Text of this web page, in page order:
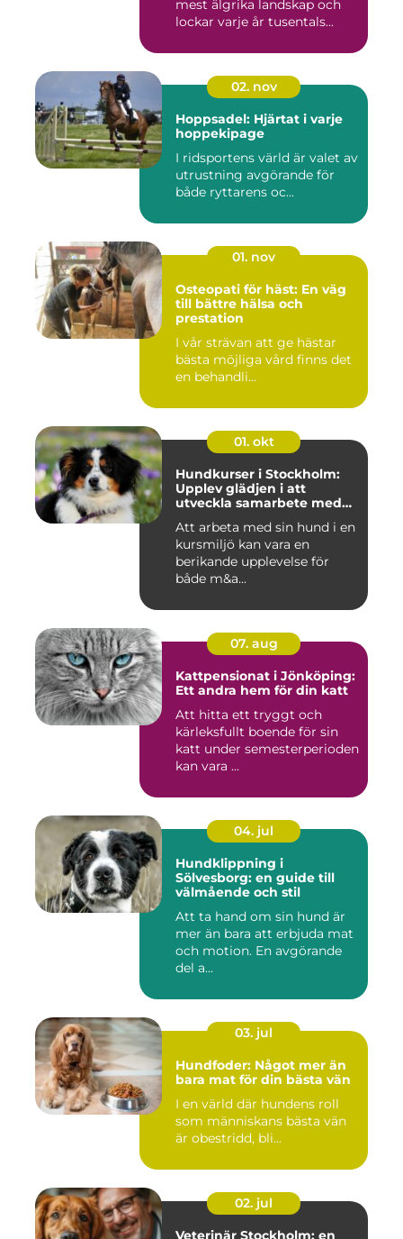
mest älgrika landskap och
lockar varje år tusentals...
02. nov
Hoppsadel: Hjärtat i varje
hoppekipage
I ridsportens värld är valet av
utrustning avgörande för
både ryttarens oc...
01. nov
Osteopati för häst: En väg
till bättre hälsa och
prestation
I vår strävan att ge hästar
bästa möjliga vård finns det
en behandli...
01. okt
Hundkurser i Stockholm:
Upplev glädjen i att
utveckla samarbete med
Att arbeta med sin hund i en
kursmiljö kan vara en
berikande upplevelse för
både m&a...
07. aug
Kattpensionat i Jönköping:
Ett andra hem för din katt
Att hitta ett tryggt och
kärleksfullt boende för sin
katt under semesterperioden
kan vara ...
04. jul
Hundklippning i
Sölvesborg: en guide till
välmående och stil
Att ta hand om sin hund är
mer än bara att erbjuda mat
och motion. En avgörande
del a...
03. jul
Hundfoder: Något mer än
bara mat för din bästa vän
I en värld där hundens roll
som människans bästa vän
är obestridd, bli...
02. jul
Veterinär Stockholm: en